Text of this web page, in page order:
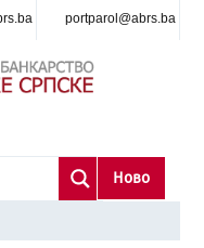
portparol@abrs.ba
Ново